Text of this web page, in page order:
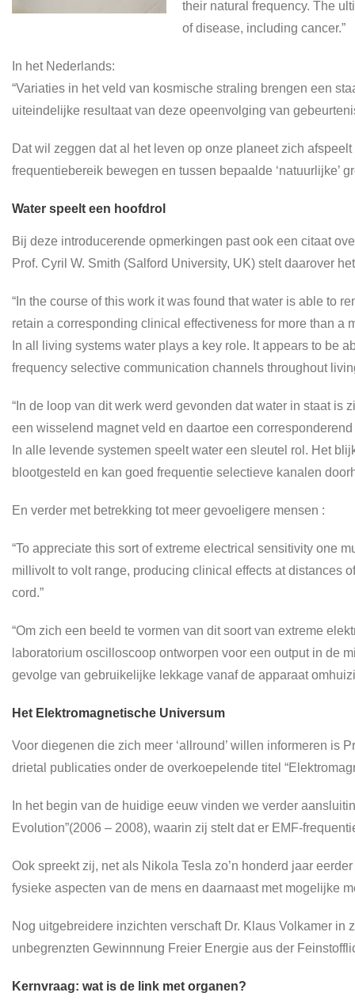
their natural frequency. The
of disease, including cancer.”
In het Nederlands:
“Variaties in het veld van kosmische straling brengen een
uiteindelijke resultaat van deze opeenvolging van
Dat wil zeggen dat al het leven op onze planeet zich
frequentiebereik bewegen en tussen bepaalde ‘natuurlijke’
Water speelt een hoofdrol
Bij deze introducerende opmerkingen past ook een citaat
Prof. Cyril W. Smith (Salford University, UK) stelt daarover
“In the course of this work it was found that water is able to
retain a corresponding clinical effectiveness for more than a
In all living systems water plays a key role. It appears to be
frequency selective communication channels throughout
“In de loop van dit werk werd gevonden dat water in staat
een wisselend magnet veld en daartoe een
In alle levende systemen speelt water een sleutel rol. Het
blootgesteld en kan goed frequentie selectieve kanalen
En verder met betrekking tot meer gevoeligere mensen :
“To appreciate this sort of extreme electrical sensitivity one
millivolt to volt range, producing clinical effects at distances
cord.”
“Om zich een beeld te vormen van dit soort van extreme
laboratorium oscilloscoop ontworpen voor een output in de
gevolge van gebruikelijke lekkage vanaf de apparaat
Het Elektromagnetische Universum
Voor diegenen die zich meer ‘allround’ willen informeren is
drietal publicaties onder de overkoepelende titel
In het begin van de huidige eeuw vinden we verder
Evolution”(2006 – 2008), waarin zij stelt dat er EMF-
Ook spreekt zij, net als Nikola Tesla zo’n honderd jaar
fysieke aspecten van de mens en daarnaast met mogelijke
Nog uitgebreidere inzichten verschaft Dr. Klaus Volkamer
unbegrenzten Gewinnnung Freier Energie aus der
Kernvraag: wat is de link met organen?